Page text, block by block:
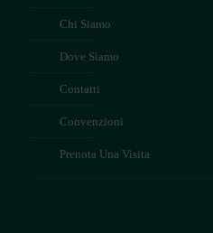
Chi Siamo
Dove Siamo
Contatti
Convenzioni
Prenota Una Visita